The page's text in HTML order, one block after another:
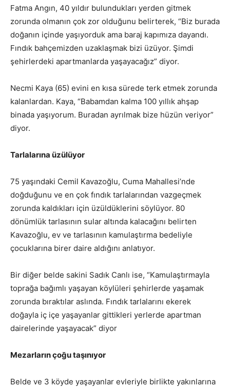
Fatma Angın, 40 yıldır bulundukları yerden gitmek
zorunda olmanın çok zor olduğunu belirterek, “Biz burada
doğanın içinde yaşıyorduk ama baraj kapımıza dayandı.
Fındık bahçemizden uzaklaşmak bizi üzüyor. Şimdi
şehirlerdeki apartmanlarda yaşayacağız” diyor.
Necmi Kaya (65) evini en kısa sürede terk etmek zorunda
kalanlardan. Kaya, “Babamdan kalma 100 yıllık ahşap
binada yaşıyorum. Buradan ayrılmak bize hüzün veriyor”
diyor.
Tarlalarına üzülüyor
75 yaşındaki Cemil Kavazoğlu, Cuma Mahallesi’nde
doğduğunu ve en çok fındık tarlalarından vazgeçmek
zorunda kaldıkları için üzüldüklerini söylüyor. 80
dönümlük tarlasının sular altında kalacağını belirten
Kavazoğlu, ev ve tarlasının kamulaştırma bedeliyle
çocuklarına birer daire aldığını anlatıyor.
Bir diğer belde sakini Sadık Canlı ise, “Kamulaştırmayla
toprağa bağımlı yaşayan köylüleri şehirlerde yaşamak
zorunda bıraktılar aslında. Fındık tarlalarını ekerek
doğayla iç içe yaşayanlar gittikleri yerlerde apartman
dairelerinde yaşayacak” diyor
Mezarların çoğu taşınıyor
Belde ve 3 köyde yaşayanlar evleriyle birlikte yakınlarına